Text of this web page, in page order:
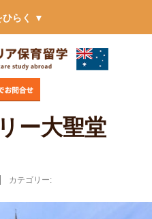
ひらく ▼
ー大聖堂
カテゴリー: